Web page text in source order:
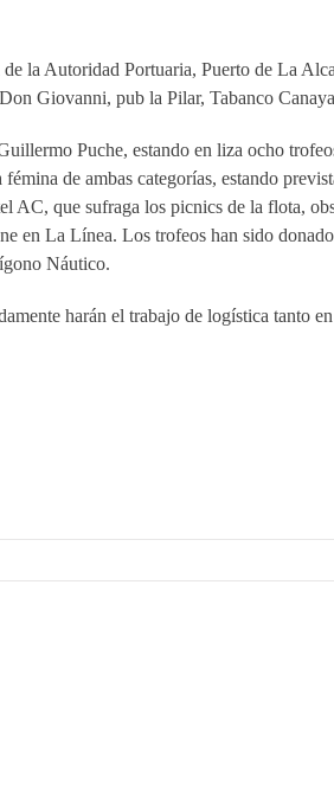
la Autoridad Portuaria, Puerto de La
Giovanni, pub la Pilar, Tabanco
Puche, estando en liza ocho
de ambas categorías, estando
AC, que sufraga los picnics de la flota,
en La Línea. Los trofeos han sido
Náutico.
harán el trabajo de logística tanto